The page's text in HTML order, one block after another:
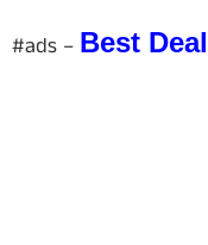
#ads – Best